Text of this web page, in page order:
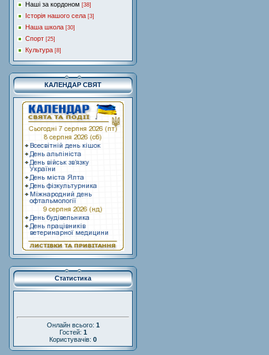
Наші за кордоном [38]
Історія нашого села [3]
Наша школа [30]
Спорт [25]
Культура [8]
КАЛЕНДАР СВЯТ
Статистика
Онлайн всього: 1
Гостей: 1
Користувачів: 0